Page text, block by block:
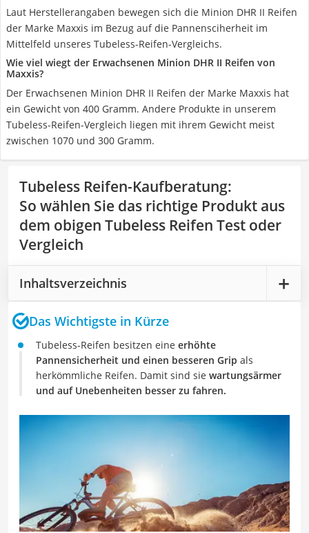
Laut Herstellerangaben bewegen sich die Minion DHR II Reifen
der Marke Maxxis im Bezug auf die Pannensciherheit im
Mittelfeld unseres Tubeless-Reifen-Vergleichs.
Wie viel wiegt der Erwachsenen Minion DHR II Reifen von
Maxxis?
Der Erwachsenen Minion DHR II Reifen der Marke Maxxis hat
ein Gewicht von 400 Gramm. Andere Produkte in unserem
Tubeless-Reifen-Vergleich liegen mit ihrem Gewicht meist
zwischen 1070 und 300 Gramm.
Tubeless Reifen-Kaufberatung:
So wählen Sie das richtige Produkt aus
dem obigen Tubeless Reifen Test oder
Vergleich
Inhaltsverzeichnis
Das Wichtigste in Kürze
Tubeless-Reifen besitzen eine erhöhte
Pannensicherheit und einen besseren Grip als
herkömmliche Reifen. Damit sind sie wartungsärmer
und auf Unebenheiten besser zu fahren.